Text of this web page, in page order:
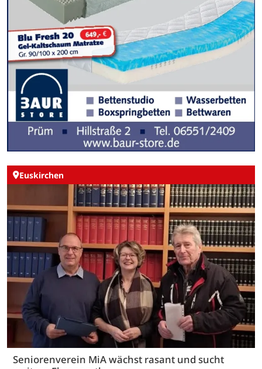
Euskirchen
Seniorenverein MiA wächst rasant und sucht